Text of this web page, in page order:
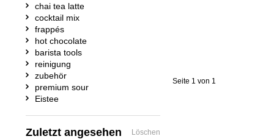
Seite 1 von 1
chai tea latte
cocktail mix
frappés
hot chocolate
barista tools
reinigung
zubehör
premium sour
Eistee
Zuletzt angesehen Löschen